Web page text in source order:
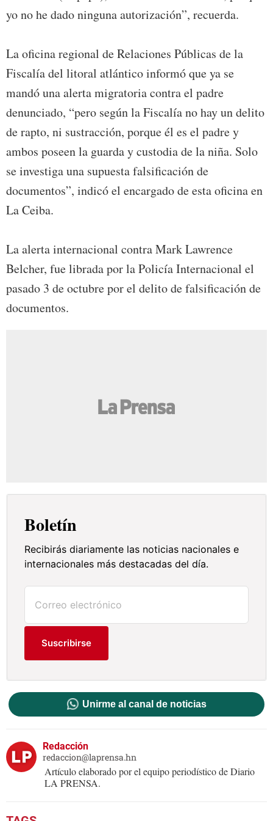
yo no he dado ninguna autorización”, recuerda.
La oficina regional de Relaciones Públicas de la
Fiscalía del litoral atlántico informó que ya se
mandó una alerta migratoria contra el padre
denunciado, “pero según la Fiscalía no hay un delito
de rapto, ni sustracción, porque él es el padre y
ambos poseen la guarda y custodia de la niña. Solo
se investiga una supuesta falsificación de
documentos”, indicó el encargado de esta oficina en
La Ceiba.
La alerta internacional contra Mark Lawrence
Belcher, fue librada por la Policía Internacional el
pasado 3 de octubre por el delito de falsificación de
documentos.
Boletín
Recibirás diariamente las noticias nacionales e
internacionales más destacadas del día.
Suscribirse
Unirme al canal de noticias
Redacción
redaccion@laprensa.hn
Artículo elaborado por el equipo periodístico de Diario
LA PRENSA.